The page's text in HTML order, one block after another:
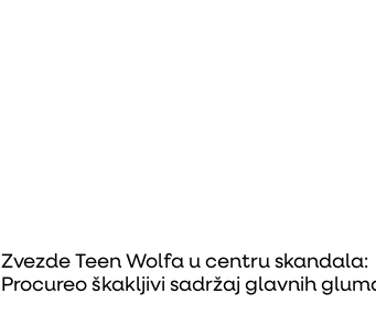
Zvezde Teen Wolfa u centru skandala:
Procureo škakljivi sadržaj glavnih